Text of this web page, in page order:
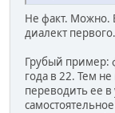
Не факт. Можно.
диалект первого.
Грубый пример:
года в 22. Тем
переводить ее